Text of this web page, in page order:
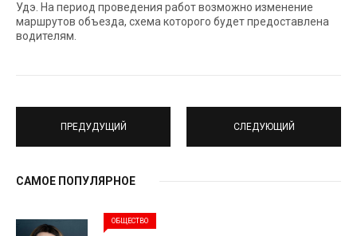
Удэ. На период проведения работ возможно изменение
маршрутов объезда, схема которого будет предоставлена
водителям.
ПРЕДУДУЩИЙ СЛЕДУЮЩИЙ
САМОЕ ПОПУЛЯРНОЕ
ОБЩЕСТВО